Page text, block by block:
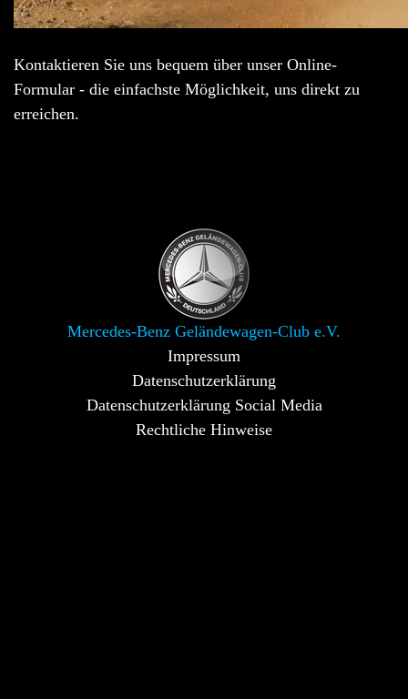
Kontaktieren Sie uns bequem über unser Online-
Formular - die einfachste Möglichkeit, uns direkt zu
erreichen.
Mercedes-Benz Geländewagen-Club e.V.
Impressum
Datenschutzerklärung
Datenschutzerklärung Social Media
Rechtliche Hinweise